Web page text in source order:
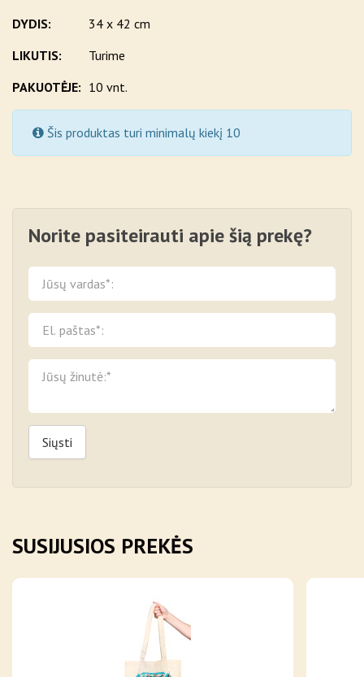
DYDIS:
34 x 42 cm
LIKUTIS:
Turime
PAKUOTĖJE: 10 vnt.
Šis produktas turi minimalų kiekį 10
Norite pasiteirauti apie šią prekę?
Siųsti
SUSIJUSIOS PREKĖS